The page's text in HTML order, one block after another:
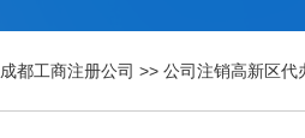
成都工商注册公司 >> 公司注销高新区代